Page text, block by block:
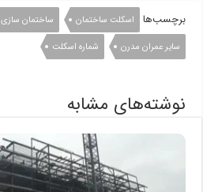
برچسب‌ها اسکلت ساختمان ساختمان سازی
سایر عمران مدرن
شماره اسکلت
نوشته‌های مشابه